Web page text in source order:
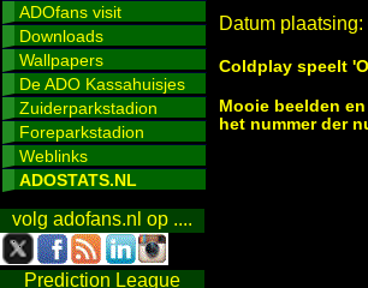
ADOfans visit
Downloads
Wallpapers
De ADO Kassahuisjes
Zuiderparkstadion
Foreparkstadion
Weblinks
ADOSTATS.NL
volg adofans.nl op ....
Prediction League
Datum
Coldplay speelt
Mooie beelden
het nummer der